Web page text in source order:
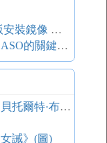
OS X Mavericks 10.9.2 (13C64) 懶人版安裝鏡像 百度網盤分享
教程：現場示范手把手教你如何設定ASO的關鍵字（圖+文）
布萊希特戲劇中的怪誕 ——紀念貝托爾特·布萊希特誕生一百周年
誡》(圖)